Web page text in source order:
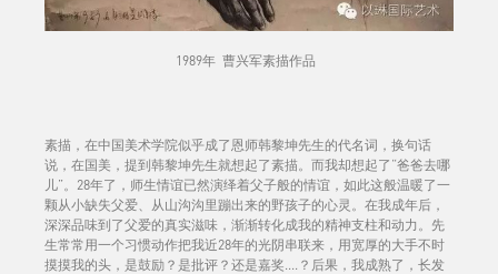
1989年 曹兴军素描作品
素描，在中国美术学院似乎成了恩师韩黎坤先生的代名词，换句话
说，在国美，提到韩黎坤先生就想起了素描。而我却想起了“爸爸去哪
儿”。28年了，师生情谊已然演绎着父子般的情谊，如此这般温暖了一
颗从小缺失父爱、从山沟沟里蹦出来的野孩子的心灵。在我成年后，
深深品味到了父爱的真实滋味，渐渐转化成我的精神支柱和动力。先
生常常用一个习惯动作把我近28年的光阴串联来，用宽厚的大手不时
摸摸我的头，是鼓励？是批评？还是嘉奖....？后果，我成熟了，长发